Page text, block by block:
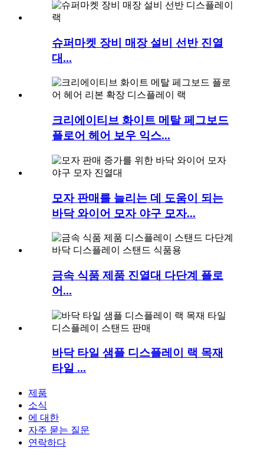
슈퍼마켓 장비 매장 설비 선반 진열
대...
크리에이티브 화이트 메탈 페그보드
플로어 헤어 보우 익스...
모자 판매를 늘리는 데 도움이 되는
바닥 와이어 모자 야구 모자...
금속 식품 제품 진열대 다단계 플로
어...
바닥 타일 샘플 디스플레이 랙 목재
타일 ...
제품
소식
에 대한
자주 묻는 질문
연락하다